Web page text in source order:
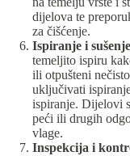
dijelova te
za čišćenje.
Ispiranje i
temeljito ispiru
ili otpušteni
uključivati
ispiranje. Dijelovi
peći ili drugih
vlage.
Inspekcija i